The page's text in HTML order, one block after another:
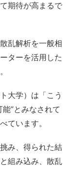
期待が高まるで
乱解析を一般相
ターを活用した
大学）は「こう
”とみなされて
ています。
み、得られた結
組み込み、散乱